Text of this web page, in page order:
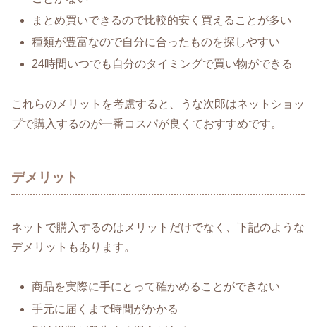
まとめ買いできるので比較的安く買えることが多い
種類が豊富なので自分に合ったものを探しやすい
24時間いつでも自分のタイミングで買い物ができる
これらのメリットを考慮すると、うな次郎はネットショッ
プで購入するのが一番コスパが良くておすすめです。
デメリット
ネットで購入するのはメリットだけでなく、下記のような
デメリットもあります。
商品を実際に手にとって確かめることができない
手元に届くまで時間がかかる